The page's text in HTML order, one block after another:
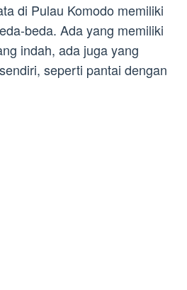
di Pulau Komodo memiliki
beda. Ada yang memiliki
indah, ada juga yang
seperti pantai dengan